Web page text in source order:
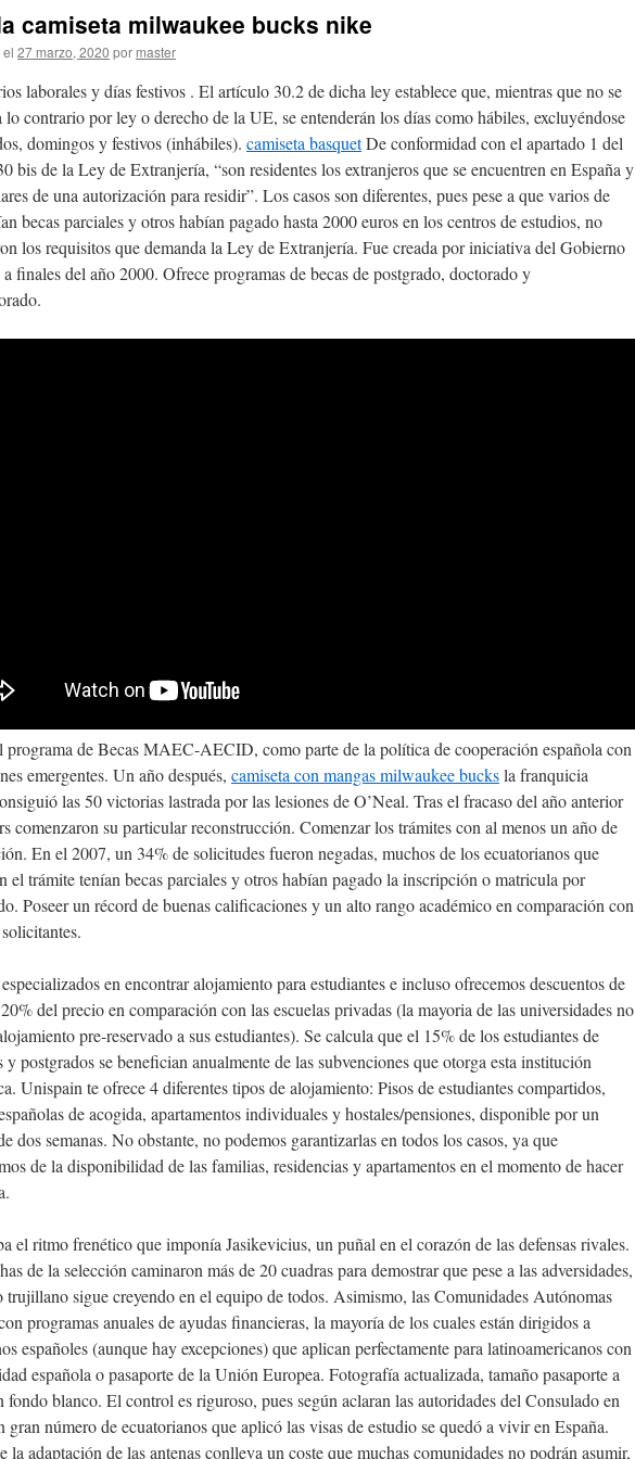
camiseta milwaukee bucks nike
27 marzo, 2020 por master
laborales y días festivos . El artículo 30.2 de dicha ley establece que, mientras que no se
lo contrario por ley o derecho de la UE, se entenderán los días como hábiles, excluyéndose
domingos y festivos (inhábiles). camiseta basquetDe conformidad con el apartado 1 del
bis de la Ley de Extranjería, “son residentes los extranjeros que se encuentren en España y
de una autorización para residir”. Los casos son diferentes, pues pese a que varios de
becas parciales y otros habían pagado hasta 2000 euros en los centros de estudios, no
los requisitos que demanda la Ley de Extranjería. Fue creada por iniciativa del Gobierno
finales del año 2000. Ofrece programas de becas de postgrado, doctorado y
programa de Becas MAEC-AECID, como parte de la política de cooperación española con
emergentes. Un año después, camiseta con mangas milwaukee bucksla franquicia
las 50 victorias lastrada por las lesiones de O’Neal. Tras el fracaso del año anterior
comenzaron su particular reconstrucción. Comenzar los trámites con al menos un año de
En el 2007, un 34% de solicitudes fueron negadas, muchos de los ecuatorianos que
el trámite tenían becas parciales y otros habían pagado la inscripción o matricula por
Poseer un récord de buenas calificaciones y un alto rango académico en comparación con
en encontrar alojamiento para estudiantes e incluso ofrecemos descuentos de
del precio en comparación con las escuelas privadas (la mayoria de las universidades no
pre-reservado a sus estudiantes). Se calcula que el 15% de los estudiantes de
y postgrados se benefician anualmente de las subvenciones que otorga esta institución
Unispain te ofrece 4 diferentes tipos de alojamiento: Pisos de estudiantes compartidos,
de acogida, apartamentos individuales y hostales/pensiones, disponible por un
dos semanas. No obstante, no podemos garantizarlas en todos los casos, ya que
de la disponibilidad de las familias, residencias y apartamentos en el momento de hacer
el ritmo frenético que imponía Jasikevicius, un puñal en el corazón de las defensas rivales.
de la selección caminaron más de 20 cuadras para demostrar que pese a las adversidades,
trujillano sigue creyendo en el equipo de todos. Asimismo, las Comunidades Autónomas
programas anuales de ayudas financieras, la mayoría de los cuales están dirigidos a
españoles (aunque hay excepciones) que aplican perfectamente para latinoamericanos con
española o pasaporte de la Unión Europea. Fotografía actualizada, tamaño pasaporte a
fondo blanco. El control es riguroso, pues según aclaran las autoridades del Consulado en
gran número de ecuatorianos que aplicó las visas de estudio se quedó a vivir en España.
la adaptación de las antenas conlleva un coste que muchas comunidades no podrán asumir,